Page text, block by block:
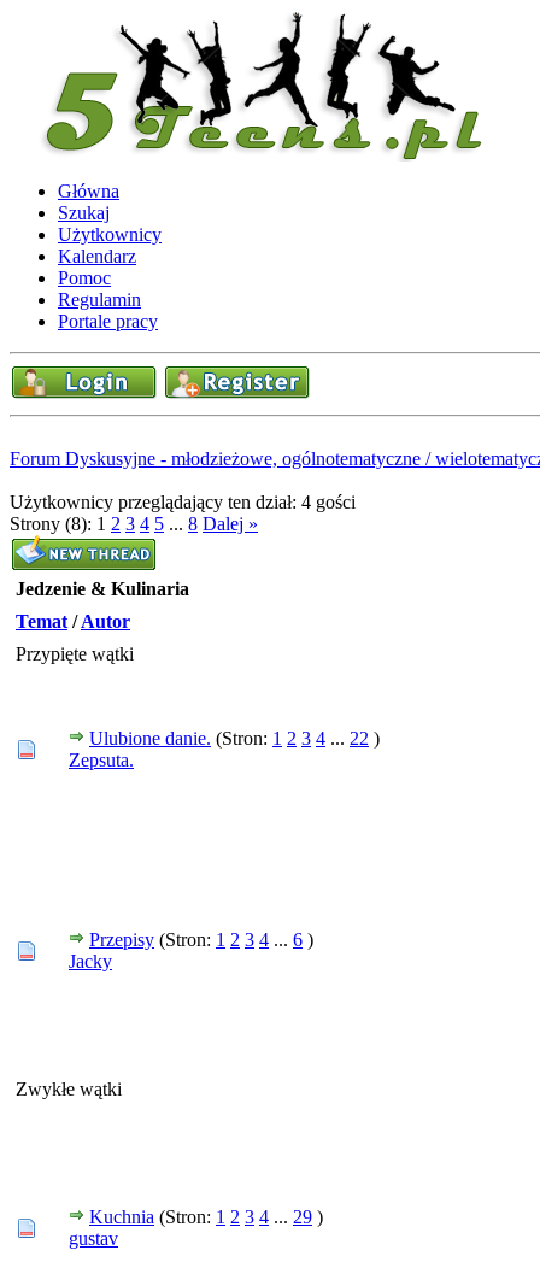
Główna
Szukaj
Użytkownicy
Kalendarz
Pomoc
Regulamin
Portale pracy
Forum Dyskusyjne - młodzieżowe, ogólnotematyczne /
Użytkownicy przeglądający ten dział: 4 gości
Strony (8): 1 2 3 4 5 ... 8 Dalej »
Jedzenie & Kulinaria
Temat /Autor
Przypięte wątki
Ulubione danie. (Stron: 1 2 3 4 ... 22 )
Zepsuta.
Przepisy (Stron: 1 2 3 4 ... 6 )
Jacky
Zwykłe wątki
Kuchnia (Stron: 1 2 3 4 ... 29 )
gustav